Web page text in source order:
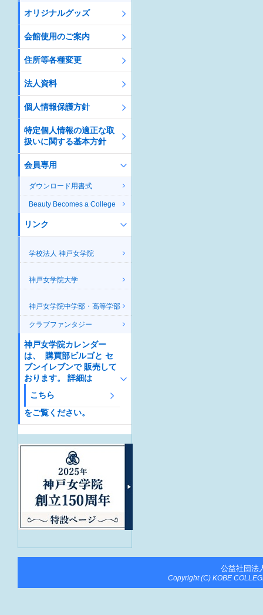
オリジナルグッズ
会館使用のご案内
住所等各種変更
法人資料
個人情報保護方針
特定個人情報の適正な取
扱いに関する基本方針
会員専用
ダウンロード用書式
Beauty Becomes a College
リンク
学校法人 神戸女学院
神戸女学院大学
神戸女学院中学部・高等学部
クラブファンタジー
神戸女学院カレンダー
は、 購買部ビルゴと セ
ブンイレブンで 販売して
おります。 詳細は
こちら
をご覧ください。
公益社団法
Copyright (C) KOBE